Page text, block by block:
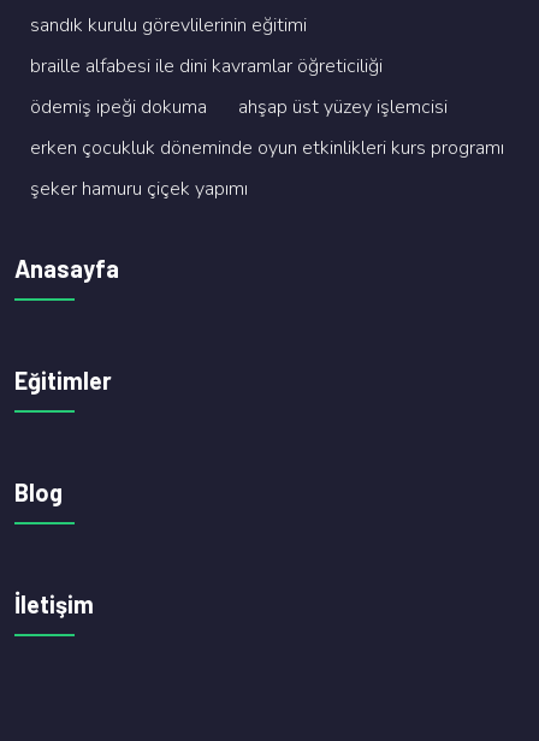
sandik kurulu görevli̇leri̇ni̇n eği̇ti̇mi̇
brai̇lle alfabesi̇ i̇le di̇ni̇ kavramlar öğreti̇ci̇li̇ği̇
ödemi̇ş i̇peği̇ dokuma
ahşap üst yüzey i̇şlemci̇si̇
erken çocukluk dönemi̇nde oyun etki̇nli̇kleri̇ kurs programi
şeker hamuru çi̇çek yapimi
Anasayfa
Eğitimler
Blog
İletişim